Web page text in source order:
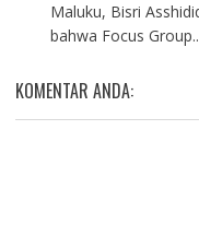
Maluku, Bisri
bahwa Focus
KOMENTAR ANDA: